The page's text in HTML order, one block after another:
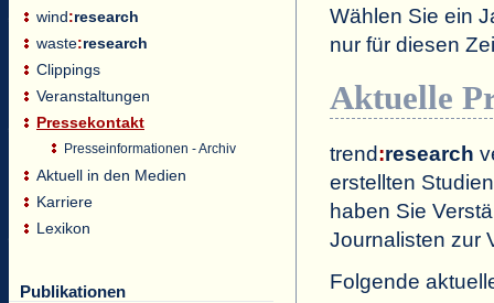
wind:research
waste:research
Clippings
Veranstaltungen
Pressekontakt
Presseinformationen - Archiv
Aktuell in den Medien
Karriere
Lexikon
Publikationen
Wählen Sie ein
nur für diesen
Aktuelle
trend:research
erstellten
haben Sie
Journalisten zur
Folgende